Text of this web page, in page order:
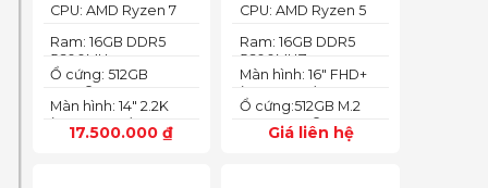
(Ram 16GB SSD
512GB AMD
Radeon 780M Màn
14inch 2.2K)
17.500.000₫
Màn hình: 14" 2.2K
(2240X1400)
Ổ cứng: 512GB
PCIe® NVMe™ M.2
SSD
Ram: 16GB DDR5
5600MHz
CPU: AMD Ryzen 7
RAM 16GB SSD
512GB RTX 4060
16″ FHD+ 144Hz)
Giá liên hệ
Ổ cứng:512GB M.2
2280 PCIe® 4.0 x4
Màn hình: 16" FHD+
(1920x1200) IPS
Ram: 16GB DDR5
5600MHZ
CPU: AMD Ryzen 5